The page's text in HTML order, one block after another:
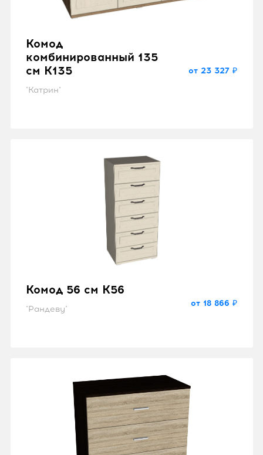
Комод
комбинированный 135
см K135
"Катрин"
от 23 327 ₽
Комод 56 см K56
"Рандеву"
от 18 866 ₽